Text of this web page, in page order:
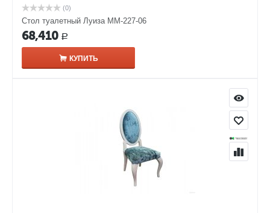
(0)
Стол туалетный Луиза ММ-227-06
68,410 Р
КУПИТЬ